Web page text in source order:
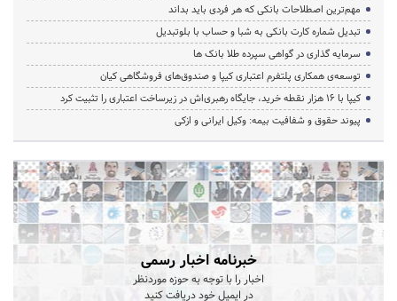
مهم‌ترین اصطلاحات بانکی که هر فردی باید بداند
تبدیل شماره کارت بانکی به شبا و حساب با بلوتبدیل
سرمایه گذاری در گواهی سپرده طلا بانک ها
توسعه‌ی همکاری‌ پلتفرم اعتباری کیپا و صندوق‌های فروشگاهی کیان
کیپا با ۱۶ هزار نقطه خرید، جایگاه رهبری‌اش در زیرساخت اعتباری را تثبیت کرد
پیوند حقوق و شفافیت بیمه: وکیل ایرانی و ازکی
خبرنامه اخبار رسمی
اخبار را با توجه به حوزه موردنظر
در ایمیل خود دریافت کنید